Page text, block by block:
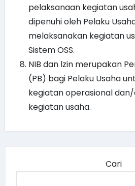
pelaksanaan kegiatan
dipenuhi oleh Pelaku
melaksanakan kegiatan
Sistem OSS.
NIB dan lzin merupakan
(PB) bagi Pelaku Usaha
kegiatan operasional
kegiatan usaha.
Cari